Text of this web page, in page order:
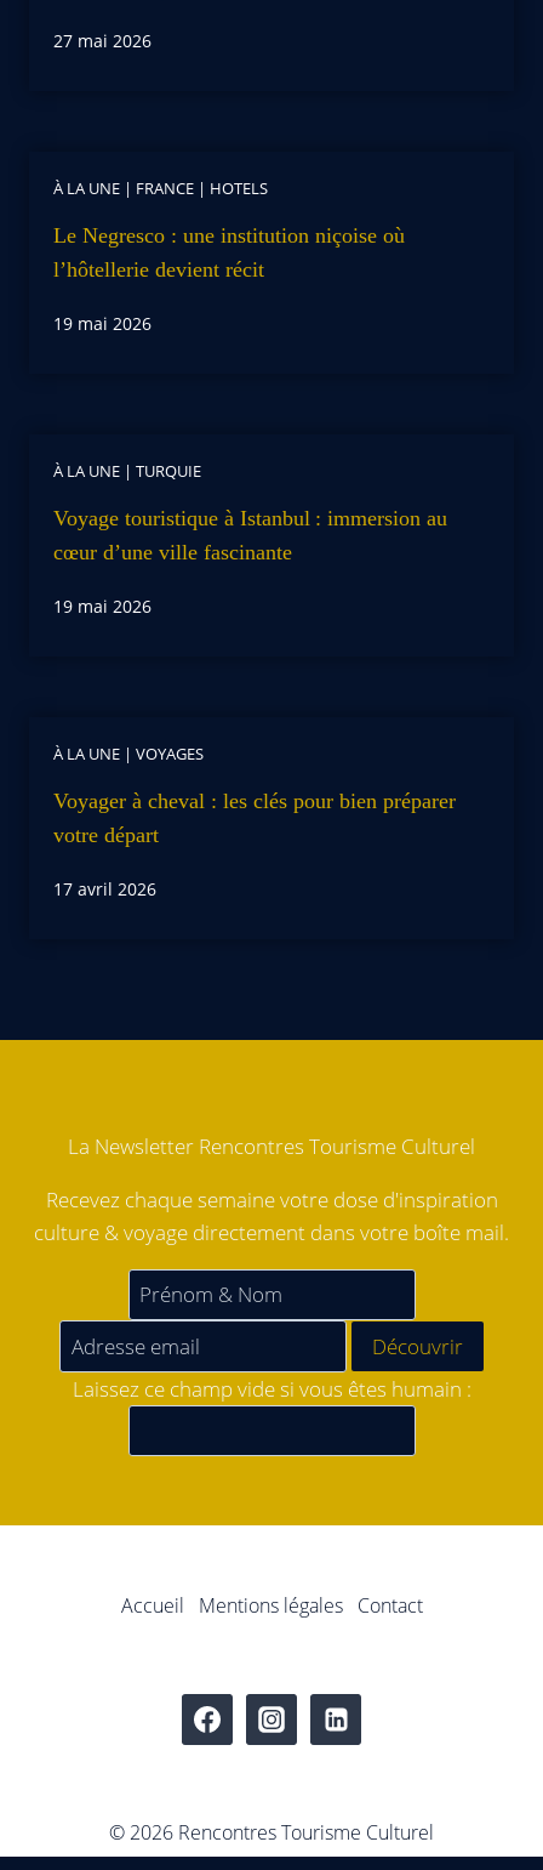
27 mai 2026
À LA UNE | FRANCE | HOTELS
Le Negresco : une institution niçoise où
l’hôtellerie devient récit
19 mai 2026
À LA UNE | TURQUIE
Voyage touristique à Istanbul : immersion au
cœur d’une ville fascinante
19 mai 2026
À LA UNE | VOYAGES
Voyager à cheval : les clés pour bien préparer
votre départ
17 avril 2026
La Newsletter Rencontres Tourisme Culturel
Recevez chaque semaine votre dose d'inspiration
culture & voyage directement dans votre boîte mail.
Laissez ce champ vide si vous êtes humain :
Accueil Mentions légales Contact
© 2026 Rencontres Tourisme Culturel